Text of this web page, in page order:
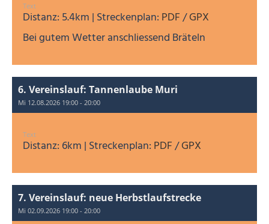
Text
Distanz: 5.4km | Streckenplan: PDF/GPX
Bei gutem Wetter anschliessend Bräteln
6. Vereinslauf: Tannenlaube Muri
Mi 12.08.2026 19:00 - 20:00
Text
Distanz: 6km | Streckenplan: PDF/GPX
7. Vereinslauf: neue Herbstlaufstrecke
Mi 02.09.2026 19:00 - 20:00